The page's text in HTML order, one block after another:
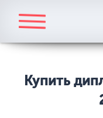
Купить